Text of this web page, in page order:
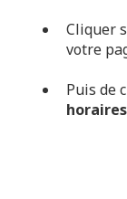
Cliquer
votre
Puis de